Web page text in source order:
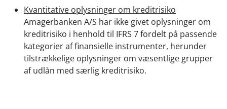
Kvantitative oplysninger om kreditrisiko
Amagerbanken A/S har ikke givet oplysninger om
kreditrisiko i henhold til IFRS 7 fordelt på passende
kategorier af finansielle instrumenter, herunder
tilstrækkelige oplysninger om væsentlige grupper
af udlån med særlig kreditrisiko.